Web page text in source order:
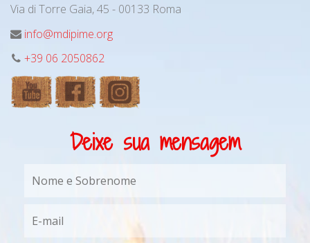
Via di Torre Gaia, 45 - 00133 Roma
info@mdipime.org
+39 06 2050862
Deixe sua mensagem